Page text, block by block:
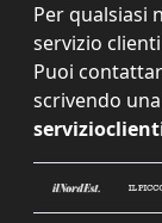
Per qualsiasi
servizio
Puoi
scrivendo